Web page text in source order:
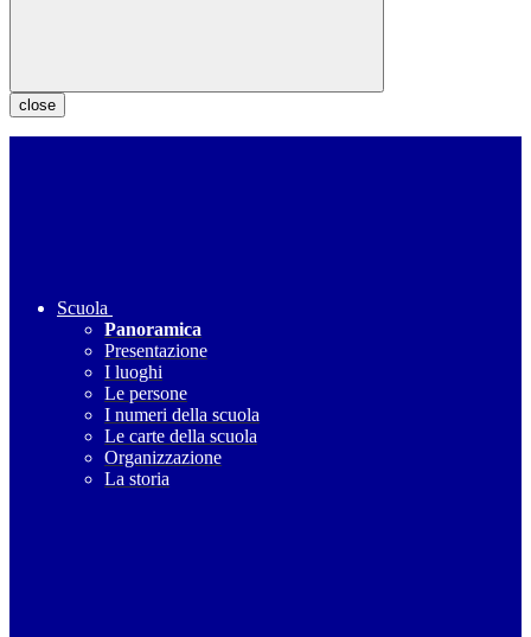
close
Scuola
Panoramica
Presentazione
I luoghi
Le persone
I numeri della scuola
Le carte della scuola
Organizzazione
La storia